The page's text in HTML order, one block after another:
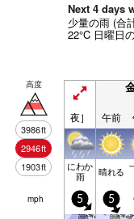
Next 4 days
少量の雨 (合
22°C 日曜日
高度
3986ft
2946ft
1903ft
夜］ 午前
にわか
雨 晴れる
mph 5 5